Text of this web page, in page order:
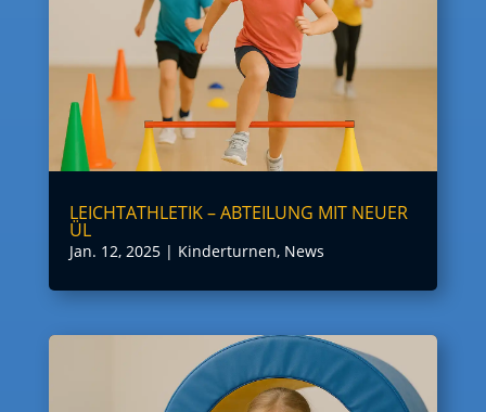
LEICHTATHLETIK – ABTEILUNG MIT NEUER
ÜL
Jan. 12, 2025| Kinderturnen, News